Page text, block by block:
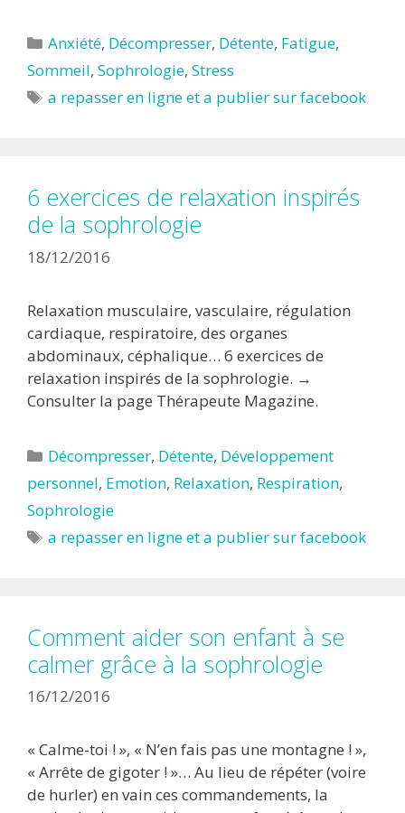
Catégories
Anxiété, Décompresser, Détente, Fatigue,
Sommeil, Sophrologie, Stress
Étiquettes
a repasser en ligne et a publier sur facebook
6 exercices de relaxation inspirés
de la sophrologie
18/12/2016
Relaxation musculaire, vasculaire, régulation
cardiaque, respiratoire, des organes
abdominaux, céphalique… 6 exercices de
relaxation inspirés de la sophrologie. →
Consulter la page Thérapeute Magazine.
Catégories
Décompresser, Détente, Développement
personnel, Emotion, Relaxation, Respiration,
Sophrologie
Étiquettes
a repasser en ligne et a publier sur facebook
Comment aider son enfant à se
calmer grâce à la sophrologie
16/12/2016
« Calme-toi ! », « N’en fais pas une montagne ! »,
« Arrête de gigoter ! »… Au lieu de répéter (voire
de hurler) en vain ces commandements, la